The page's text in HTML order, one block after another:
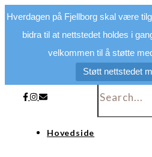
Hverdagen på Fjellborg skal være
bidra til at nettstedet holdes i
velkommen til å støtte
Støtt nettstedet
Hovedside